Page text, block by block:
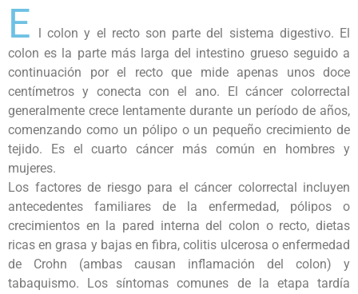
E
l colon y el recto son parte del sistema digestivo. El
colon es la parte más larga del intestino grueso seguido a
continuación por el recto que mide apenas unos doce
centímetros y conecta con el ano. El cáncer colorrectal
generalmente crece lentamente durante un período de años,
comenzando como un pólipo o un pequeño crecimiento de
tejido. Es el cuarto cáncer más común en hombres y
mujeres.
Los factores de riesgo para el cáncer colorrectal incluyen
antecedentes familiares de la enfermedad, pólipos o
crecimientos en la pared interna del colon o recto, dietas
ricas en grasa y bajas en fibra, colitis ulcerosa o enfermedad
de Crohn (ambas causan inflamación del colon) y
tabaquismo. Los síntomas comunes de la etapa tardía